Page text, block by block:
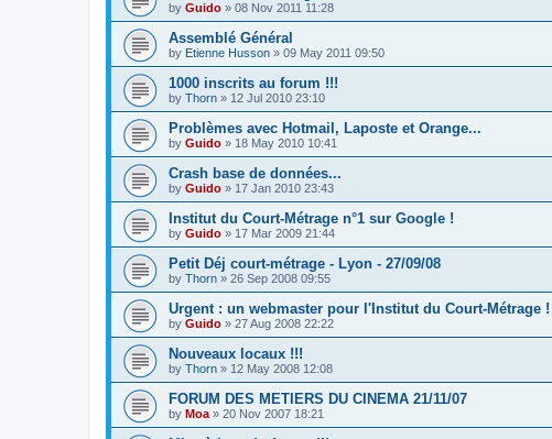
by Guido » 08 Nov 2011 11:28
Assemblé Général
by Etienne Husson » 09 May 2011 09:50
1000 inscrits au forum !!!
by Thorn » 12 Jul 2010 23:10
Problèmes avec Hotmail, Laposte et Orange...
by Guido » 18 May 2010 10:41
Crash base de données...
by Guido » 17 Jan 2010 23:43
Institut du Court-Métrage n°1 sur Google !
by Guido » 17 Mar 2009 21:44
Petit Déj court-métrage - Lyon - 27/09/08
by Thorn » 26 Sep 2008 09:55
Urgent : un webmaster pour l'Institut du Court-Métrage !
by Guido » 27 Aug 2008 22:22
Nouveaux locaux !!!
by Thorn » 12 May 2008 12:08
FORUM DES METIERS DU CINEMA 21/11/07
by Moa » 20 Nov 2007 18:21